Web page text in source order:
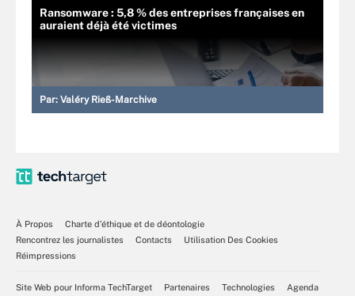
Ransomware : 5,8 % des entreprises françaises en
auraient déjà été victimes
Par: Valéry Rieß-Marchive
À Propos
Charte d’éthique et de déontologie
Rencontrez les journalistes
Contacts
Utilisation Des Cookies
Réimpressions
Site Web pour Informa TechTarget Partenaires Technologies
Agenda